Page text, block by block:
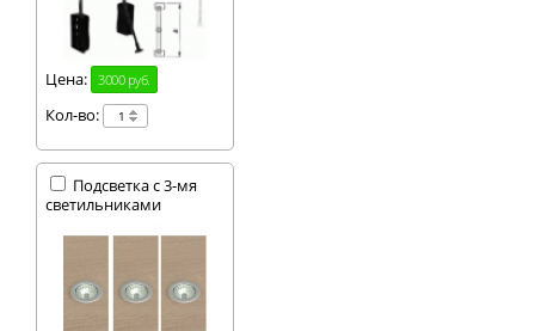
Цена: 3000 руб.
Кол-во:
Подсветка с 3-мя
светильниками